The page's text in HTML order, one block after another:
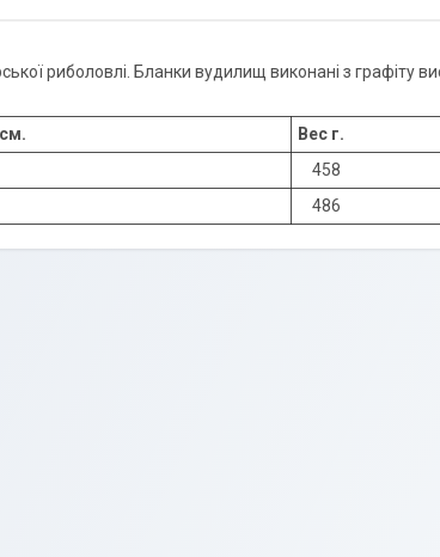
риболовлі. Бланки вудилищ виконані з графіту
Вес г.
458
486